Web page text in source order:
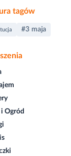
tagów
#3 maja
i Ogród